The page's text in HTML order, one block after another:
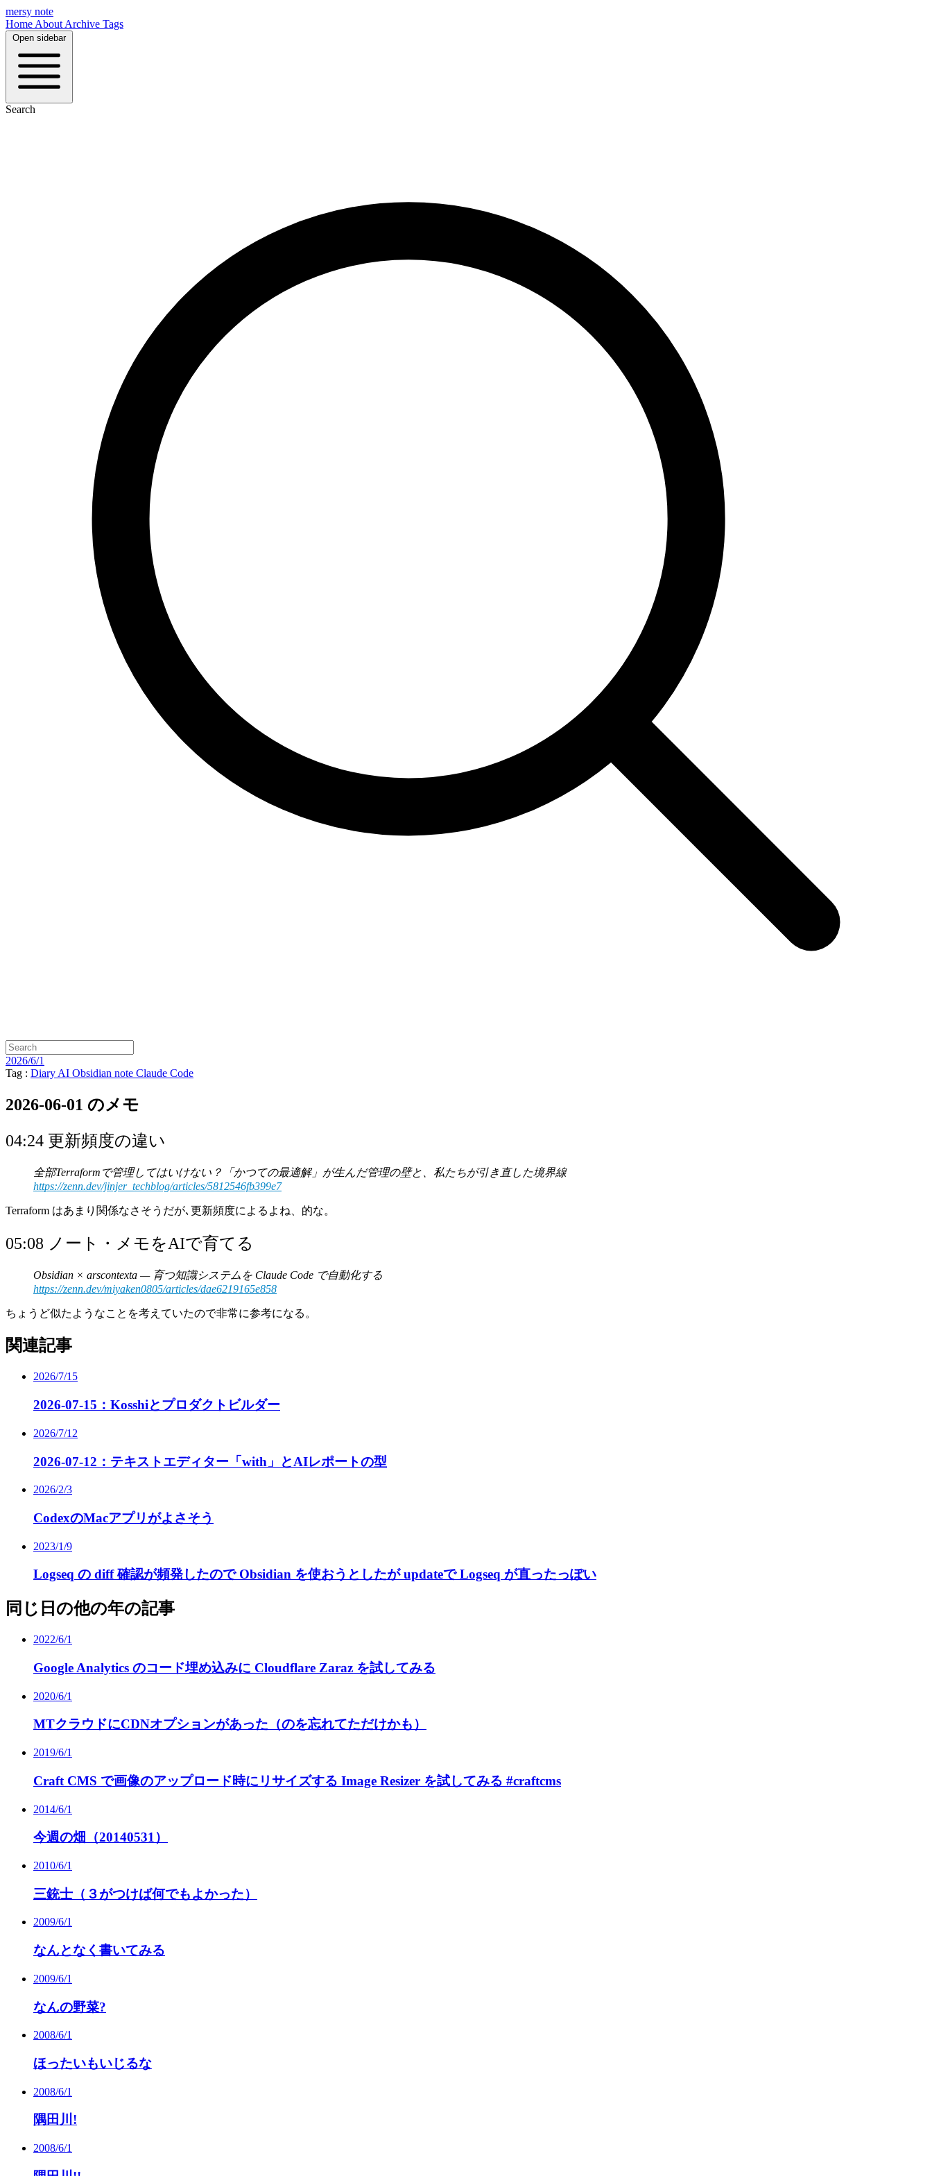
mersy note
Home About Archive Tags
Open sidebar
Search
2026/6/1
Tag : Diary AI Obsidian note Claude Code
2026-06-01 のメモ
04:24 更新頻度の違い
全部Terraformで管理してはいけない？「かつての最適解」が生んだ管理の壁と、私たちが引き直した境界線
https://zenn.dev/jinjer_techblog/articles/5812546fb399e7
Terraform はあまり関係なさそうだが､更新頻度によるよね、的な。
05:08 ノート・メモをAIで育てる
Obsidian × arscontexta — 育つ知識システムを Claude Code で自動化する
https://zenn.dev/miyaken0805/articles/dae6219165e858
ちょうど似たようなことを考えていたので非常に参考になる。
関連記事
2026/7/15
2026-07-15：Kosshiとプロダクトビルダー
2026/7/12
2026-07-12：テキストエディター「with」とAIレポートの型
2026/2/3
CodexのMacアプリがよさそう
2023/1/9
Logseq の diff 確認が頻発したので Obsidian を使おうとしたが updateで Logseq が直ったっぽい
同じ日の他の年の記事
2022/6/1
Google Analytics のコード埋め込みに Cloudflare Zaraz を試してみる
2020/6/1
MTクラウドにCDNオプションがあった（のを忘れてただけかも）
2019/6/1
Craft CMS で画像のアップロード時にリサイズする Image Resizer を試してみる #craftcms
2014/6/1
今週の畑（20140531）
2010/6/1
三銃士（３がつけば何でもよかった）
2009/6/1
なんとなく書いてみる
2009/6/1
なんの野菜?
2008/6/1
ほったいもいじるな
2008/6/1
隅田川!
2008/6/1